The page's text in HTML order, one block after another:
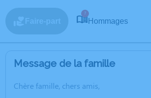
7
Hommages
Message de la famille
Chère famille, chers amis,